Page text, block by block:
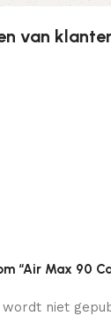
van
“Air Max 90
niet